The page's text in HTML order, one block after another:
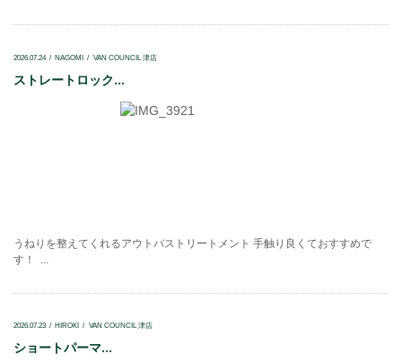
2026.07.24 NAGOMI VAN COUNCIL 津店
ストレートロック...
うねりを整えてくれるアウトバストリートメント 手触り良くておすすめで
す！ ...
2026.07.23 HIROKI VAN COUNCIL 津店
ショートパーマ...